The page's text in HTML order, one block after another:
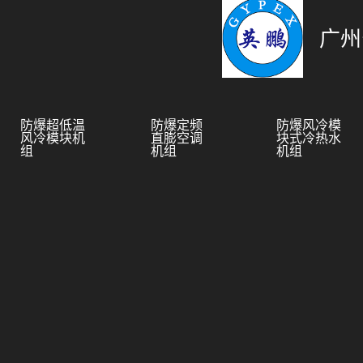
广
防爆超低温
风冷模块机
组
防爆定频
直膨空调
机组
防爆风冷模
块式冷热水
机组